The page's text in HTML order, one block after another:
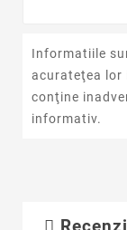
Informatiile
acurateţea lor
conţine
informativ.